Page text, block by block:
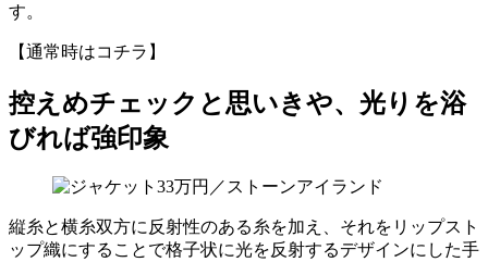
す。
【通常時はコチラ】
控えめチェックと思いきや、光りを浴
びれば強印象
縦糸と横糸双方に反射性のある糸を加え、それをリップスト
ップ織にすることで格子状に光を反射するデザインにした手